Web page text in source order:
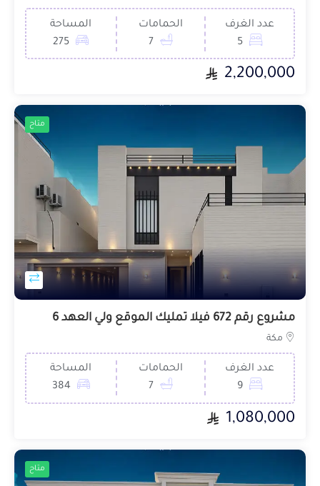
عدد الغرف
5
الحمامات
7
المساحة
275
2,200,000
متاح
مشروع رقم 672 فيلا تمليك الموقع ولي العهد 6
مكة
عدد الغرف
9
الحمامات
7
المساحة
384
1,080,000
متاح